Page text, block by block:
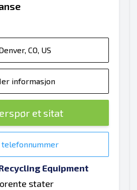
CO, US
informasjon
et sitat
telefonnummer
Equipment
stater